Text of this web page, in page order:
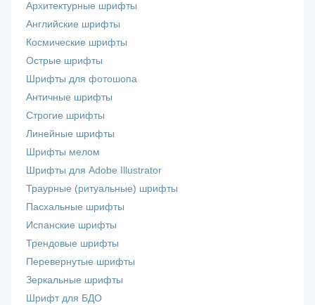
Архитектурные шрифты
Английские шрифты
Космические шрифты
Острые шрифты
Шрифты для фотошопа
Античные шрифты
Строгие шрифты
Линейные шрифты
Шрифты мелом
Шрифты для Adobe Illustrator
Траурные (ритуальные) шрифты
Пасхальные шрифты
Испанские шрифты
Трендовые шрифты
Перевернутые шрифты
Зеркальные шрифты
Шрифт для БДО